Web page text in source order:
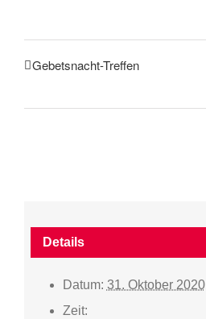
Gebetsnacht-Treffen
Details
Datum: 31. Oktober 2020
Zeit: